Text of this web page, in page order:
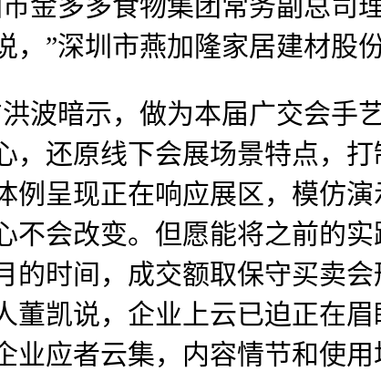
，”深圳市燕加隆家居建材股
暗示，做为本届广交会手
，还原线下会展场景特点，
例呈现正在响应展区，模仿
不会改变。但愿能将之前的
时间，成交额取保守买卖会
董凯说，企业上云已迫正在
业应者云集，内容情节和使用